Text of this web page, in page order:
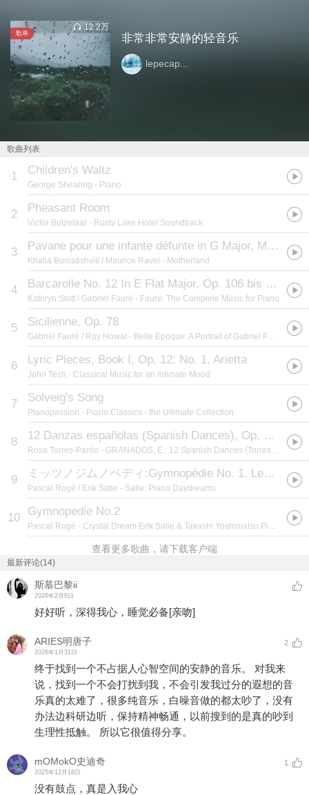
歌单
12.2万
非常非常安静的轻音乐
lepecap...
歌曲列表
1 Children's Waltz
George Shearing - Piano
2 Pheasant Room
Victor Butzelaar - Rusty Lake Hotel Soundtrack
3 Pavane pour une infante défunte in G Major, M. 19 (悼
Khatia Buniatishvili / Maurice Ravel - Motherland
4 Barcarolle No. 12 In E Flat Major, Op. 106 bis (1915)
Kathryn Stott / Gabriel Fauré - Fauré: The Complete Music for Piano
5 Sicilienne, Op. 78
Gabriel Fauré / Roy Howat - Belle Epoque: A Portrait of Gabriel Fauré
6 Lyric Pieces, Book I, Op. 12: No. 1, Arietta
John Tesh - Classical Music for an Intimate Mood
7 Solveig's Song
Pianopassion - Piano Classics - the Ultimate Collection
8 12 Danzas españolas (Spanish Dances), Op. 37, DLR I:2:Oriental
Rosa Torres-Pardo - GRANADOS, E.: 12 Spanish Dances (Torres-Pardo)
9 ミッツノジムノペディ:Gymnopédie No. 1. Lent et douloureux
Pascal Rogé / Erik Satie - Satie: Piano Daydreams
10 Gymnopedie No.2
Pascal Rogé - Crystal Dream Erik Satie & Takashi Yoshimatsu Piano Works
查看更多歌曲，请下载客户端
最新评论(14)
斯慕巴黎ii
2026年2月6日
好好听，深得我心，睡觉必备[亲吻]
ARIES明唐子
2026年1月31日
2
终于找到一个不占据人心智空间的安静的音乐。 对我来
说，找到一个不会打扰到我，不会引发我过分的遐想的音
乐真的太难了，很多纯音乐，白噪音做的都太吵了，没有
办法边科研边听，保持精神畅通，以前搜到的是真的吵到
生理性抵触。 所以它很值得分享。
mOMokO史迪奇
2025年12月16日
1
没有鼓点，真是入我心